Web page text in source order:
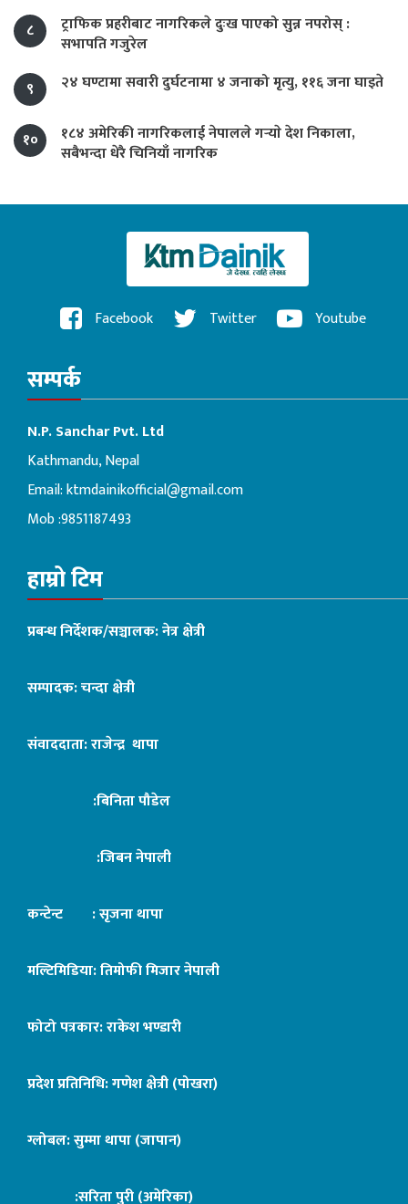
८
ट्राफिक प्रहरीबाट नागरिकले दुःख पाएको सुन्न नपरोस् :
सभापति गजुरेल
९
२४ घण्टामा सवारी दुर्घटनामा ४ जनाको मृत्यु, ११६ जना घाइते
१०
१८४ अमेरिकी नागरिकलाई नेपालले गर्‍याे देश निकाला,
सबैभन्दा धेरै चिनियाँ नागरिक
Facebook Twitter Youtube
सम्पर्क
N.P. Sanchar Pvt. Ltd
Kathmandu, Nepal
Email:ktmdainikofficial@gmail.com
Mob :9851187493
हाम्रो टिम
प्रबन्ध निर्देशक/सञ्चालक: नेत्र क्षेत्री
सम्पादक: चन्दा क्षेत्री
संवाददाता: राजेन्द्र थापा
:बिनिता पौडेल
:जिबन नेपाली
कन्टेन्ट : सृजना थापा
मल्टिमिडिया: तिमोफी मिजार नेपाली
फोटो पत्रकार: राकेश भण्डारी
प्रदेश प्रतिनिधि: गणेश क्षेत्री (पोखरा)
ग्लोबल: सुम्मा थापा (जापान)
:सरिता पुरी (अमेरिका)